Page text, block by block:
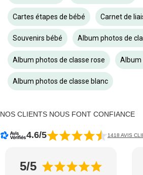
Cartes étapes de bébé Carnet de
Souvenirs bébé Album photos de
Album photos de classe rose Album
Album photos de classe blanc
NOS CLIENTS NOUS FONT CONFIANCE
4.6/5 1418 AVIS
5/5